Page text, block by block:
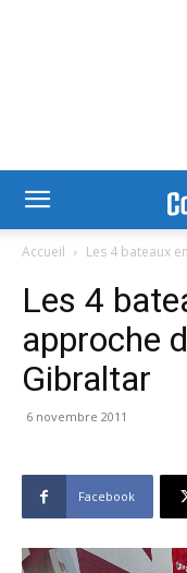
Accueil Les 4 bateaux
Les 4
approche
Gibraltar
6 novembre 2011
Facebook